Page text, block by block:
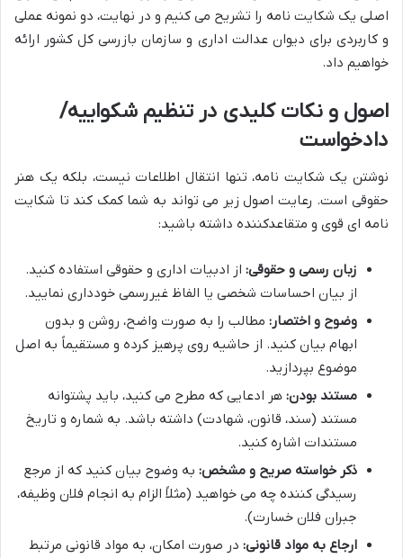
اصلی یک شکایت نامه را تشریح می کنیم و در نهایت، دو نمونه عملی
و کاربردی برای دیوان عدالت اداری و سازمان بازرسی کل کشور ارائه
خواهیم داد.
اصول و نکات کلیدی در تنظیم شکواییه/
دادخواست
نوشتن یک شکایت نامه، تنها انتقال اطلاعات نیست، بلکه یک هنر
حقوقی است. رعایت اصول زیر می تواند به شما کمک کند تا شکایت
نامه ای قوی و متقاعدکننده داشته باشید:
زبان رسمی و حقوقی: از ادبیات اداری و حقوقی استفاده کنید.
از بیان احساسات شخصی یا الفاظ غیررسمی خودداری نمایید.
وضوح و اختصار: مطالب را به صورت واضح، روشن و بدون
ابهام بیان کنید. از حاشیه روی پرهیز کرده و مستقیماً به اصل
موضوع بپردازید.
مستند بودن: هر ادعایی که مطرح می کنید، باید پشتوانه
مستند (سند، قانون، شهادت) داشته باشد. به شماره و تاریخ
مستندات اشاره کنید.
ذکر خواسته صریح و مشخص: به وضوح بیان کنید که از مرجع
رسیدگی کننده چه می خواهید (مثلاً الزام به انجام فلان وظیفه،
جبران فلان خسارت).
ارجاع به مواد قانونی: در صورت امکان، به مواد قانونی مرتبط